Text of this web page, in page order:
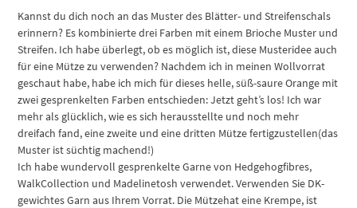
Kannst du dich noch an das Muster des Blätter- und Streifenschals
erinnern? Es kombinierte drei Farben mit einem Brioche Muster und
Streifen. Ich habe überlegt, ob es möglich ist, diese Musteridee auch
für eine Mütze zu verwenden? Nachdem ich in meinen Wollvorrat
geschaut habe, habe ich mich für dieses helle, süß-saure Orange mit
zwei gesprenkelten Farben entschieden: Jetzt geht’s los! Ich war
mehr als glücklich, wie es sich herausstellte und noch mehr
dreifach fand, eine zweite und eine dritten Mütze fertigzustellen(das
Muster ist süchtig machend!)
Ich habe wundervoll gesprenkelte Garne von Hedgehogfibres,
WalkCollection und Madelinetosh verwendet. Verwenden Sie DK-
gewichtes Garn aus Ihrem Vorrat. Die Mützehat eine Krempe, ist